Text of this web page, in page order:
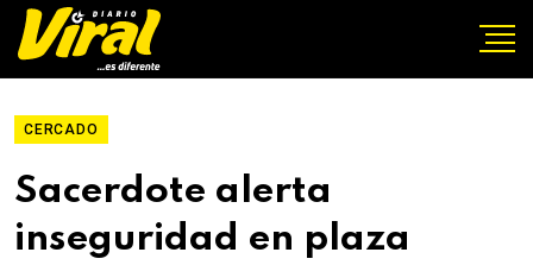
CERCADO
Sacerdote alerta
inseguridad en plaza